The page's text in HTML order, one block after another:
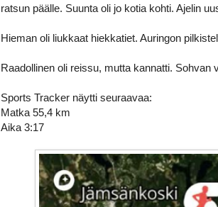
ratsun päälle. Suunta oli jo kotia kohti. Ajelin
Hieman oli liukkaat hiekkatiet. Auringon
Raadollinen oli reissu, mutta kannatti. Sohvan
Sports Tracker näytti seuraavaa:
Matka 55,4 km
Aika 3:17